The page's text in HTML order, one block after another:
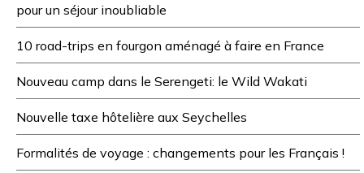
pour un séjour inoubliable
10 road-trips en fourgon aménagé à faire en France
Nouveau camp dans le Serengeti: le Wild Wakati
Nouvelle taxe hôtelière aux Seychelles
Formalités de voyage : changements pour les Français !